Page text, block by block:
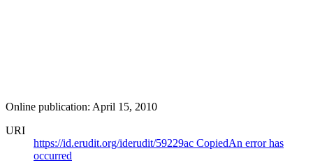
Online publication: April 15, 2010
URI
https://id.erudit.org/iderudit/59229ac CopiedAn error has
occurred